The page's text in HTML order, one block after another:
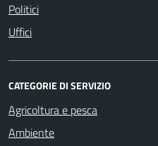
Politici
Uffici
CATEGORIE DI SERVIZIO
Agricoltura e pesca
Ambiente